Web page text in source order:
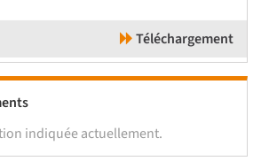
Téléchargement
indiquée actuellement.